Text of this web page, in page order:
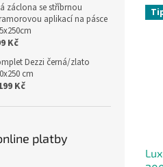
záclona se stříbrnou
aplikací na pásce
Kč
Dezzi černá/zlato
cm
Kč
platby